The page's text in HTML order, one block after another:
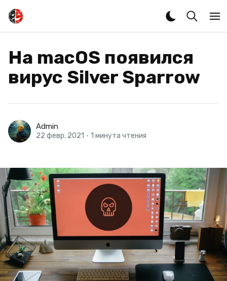
Нa macOS появился
вирус Silver Sparrow
Admin
22 февр. 2021 • 1 минута чтения